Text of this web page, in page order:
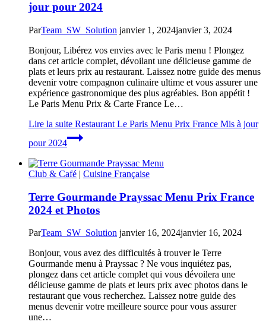
jour pour 2024
ParTeam_SW_Solution janvier 1, 2024janvier 3, 2024
Bonjour, Libérez vos envies avec le Paris menu ! Plongez
dans cet article complet, dévoilant une délicieuse gamme de
plats et leurs prix au restaurant. Laissez notre guide des menus
devenir votre compagnon culinaire ultime et vous assurer une
expérience gastronomique des plus agréables. Bon appétit !
Le Paris Menu Prix & Carte France Le…
Lire la suite Restaurant Le Paris Menu Prix France Mis à jour
pour 2024
Club & Café | Cuisine Française
Terre Gourmande Prayssac Menu Prix France
2024 et Photos
ParTeam_SW_Solution janvier 16, 2024janvier 16, 2024
Bonjour, vous avez des difficultés à trouver le Terre
Gourmande menu à Prayssac ? Ne vous inquiétez pas,
plongez dans cet article complet qui vous dévoilera une
délicieuse gamme de plats et leurs prix avec photos dans le
restaurant que vous recherchez. Laissez notre guide des
menus devenir votre meilleure source pour vous assurer
une…